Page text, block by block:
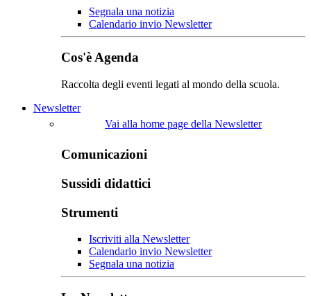
Segnala una notizia
Calendario invio Newsletter
Cos'è Agenda
Raccolta degli eventi legati al mondo della scuola.
Newsletter
Vai alla home page della Newsletter
Comunicazioni
Sussidi didattici
Strumenti
Iscriviti alla Newsletter
Calendario invio Newsletter
Segnala una notizia